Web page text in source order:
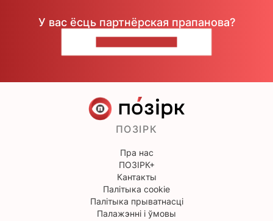
У вас ёсць партнёрская прапанова?
ПОЗІРК
Пра нас
ПОЗІРК+
Кантакты
Палітыка cookie
Палітыка прыватнасці
Палажэнні і ўмовы